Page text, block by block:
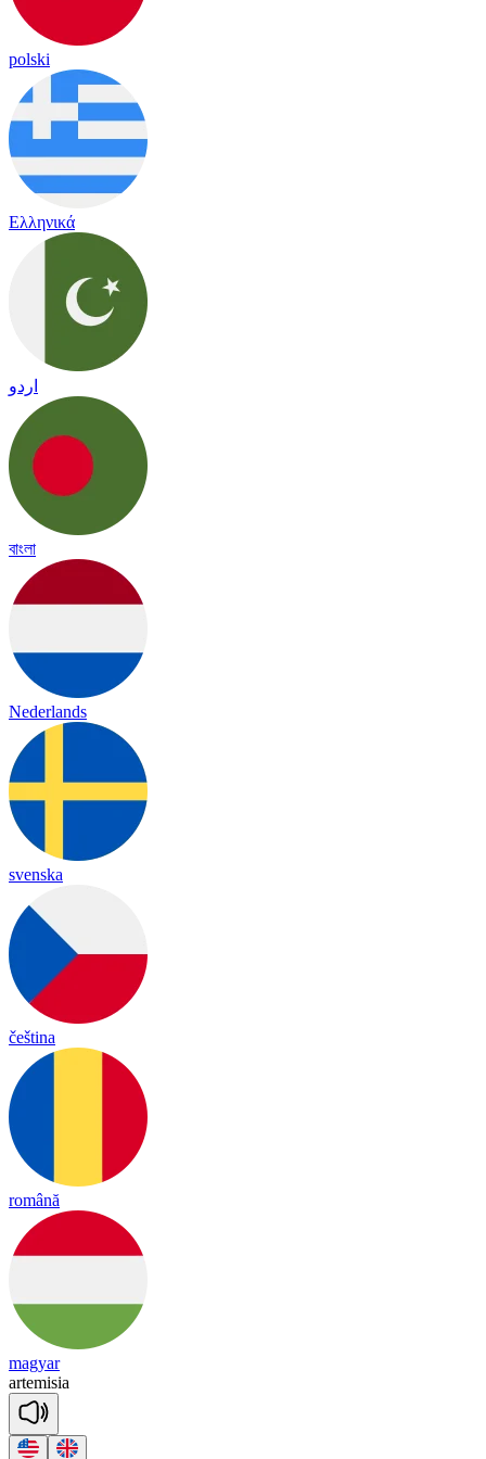
polski
Ελληνικά
اردو
বাংলা
Nederlands
svenska
čeština
română
magyar
artemisia